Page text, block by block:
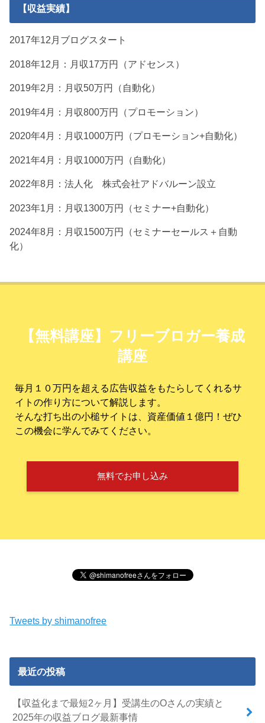
【収益実績】
2017年12月ブログスタート
2018年12月：月収17万円（アドセンス）
2019年2月：月収50万円（自動化）
2019年4月：月収800万円（プロモーション）
2020年4月：月収1000万円（プロモーション+自動化）
2021年4月：月収1000万円（自動化）
2022年8月：法人化 株式会社アドバルーン設立
2023年1月：月収1300万円（セミナー+自動化）
2024年8月：月収1500万円（セミナーセールス＋自動
化）
【無料講座】フリーブロガー養成
講座
毎月１０万円を超える広告収益をもたらしてくれるサ
イトの作り方について解説します。
そんな打ち出の小槌サイトは、資産価値１億円！ぜひ
この機会に学んでみてください。
無料でお申し込み
Tweets by shimanofree
最近の投稿
【収益化まで最短2ヶ月】受講生のOさんの実績と
2025年の収益ブログ最新事情